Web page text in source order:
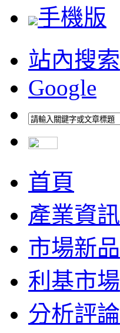
手機版
站內搜索
Google
首頁
產業資訊
市場新品
利基市場
分析評論